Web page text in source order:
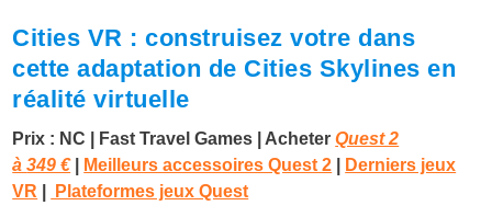
Cities VR : construisez votre dans
cette adaptation de Cities Skylines en
réalité virtuelle
Prix : NC Fast Travel Games | Acheter Quest 2
à349 € Meilleurs accessoires Quest 2
Derniers jeux
VR
Plateformes jeux Quest